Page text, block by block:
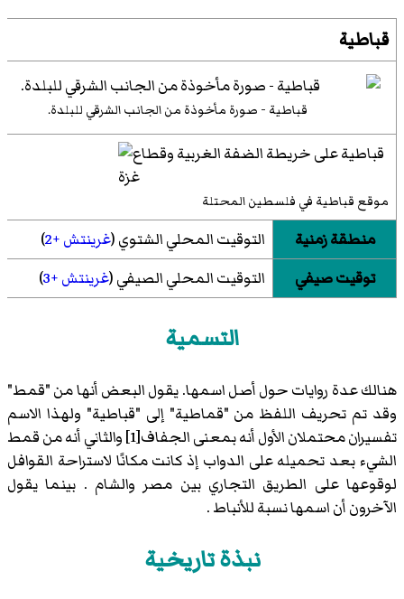
قباطية
قباطية - صورة مأخوذة من الجانب الشرقي للبلدة.
موقع قباطية في فلسطين المحتلة
منطقة زمنية التوقيت المحلي الشتوي (غرينتش +2 )
توقيت صيفي
التوقيت المحلي الصيفي (غرينتش +3 )
التسمية
هنالك عدة روايات حول أصل اسمها. يقول البعض أنها من "قمط"
وقد تم تحريف اللفظ من "قماطية" إلى "قباطية" ولهذا الاسم
تفسيران محتملان الأول أنه بمعنى الجفاف[1] والثاني أنه من قمط
الشيء بعد تحميله على الدواب إذ كانت مكانًا لاستراحة القوافل
لوقوعها على الطريق التجاري بين مصر والشام . بينما يقول
الآخرون أن اسمها نسبة للأنباط .
نبذة تاريخية